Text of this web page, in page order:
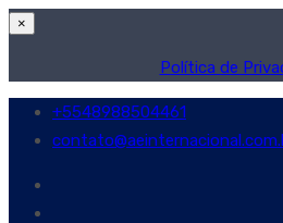
×
Política de
+5548988504461